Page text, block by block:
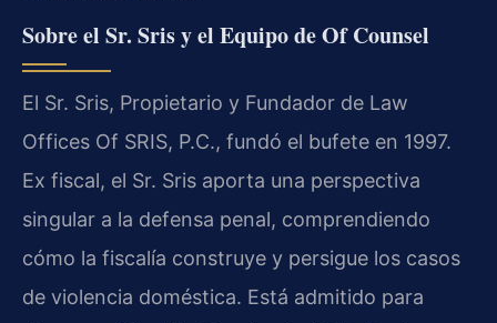
Sobre el Sr. Sris y el Equipo de Of Counsel
El Sr. Sris, Propietario y Fundador de Law
Offices Of SRIS, P.C., fundó el bufete en 1997.
Ex fiscal, el Sr. Sris aporta una perspectiva
singular a la defensa penal, comprendiendo
cómo la fiscalía construye y persigue los casos
de violencia doméstica. Está admitido para